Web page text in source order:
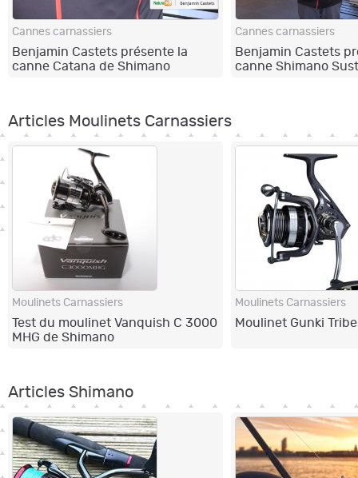
Cannes carnassiers
Benjamin Castets présente la
canne Catana de Shimano
Cannes carnassiers
Benjamin Castets
canne Shimano
Articles Moulinets Carnassiers
Moulinets Carnassiers
Test du moulinet Vanquish C 3000
MHG de Shimano
Moulinets Carnassiers
Moulinet Gunki
Articles Shimano